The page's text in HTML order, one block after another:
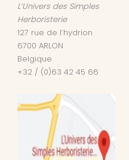
L’Univers des Simples
Herboristerie
127 rue de l’hydrion
6700 ARLON
Belgique
+32 / (0)63 42 45 66